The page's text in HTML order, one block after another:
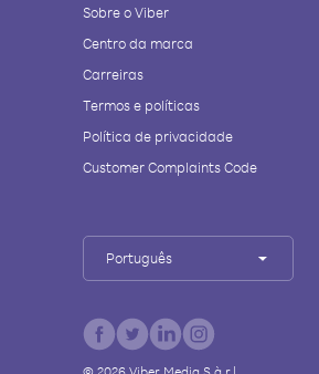
Sobre o Viber
Centro da marca
Carreiras
Termos e políticas
Política de privacidade
Customer Complaints Code
Português